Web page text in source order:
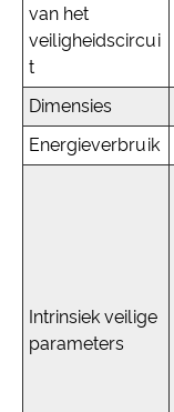
van het
veiligheidscircui
t
Dimensies
Energieverbruik
Intrinsiek veilige
parameters